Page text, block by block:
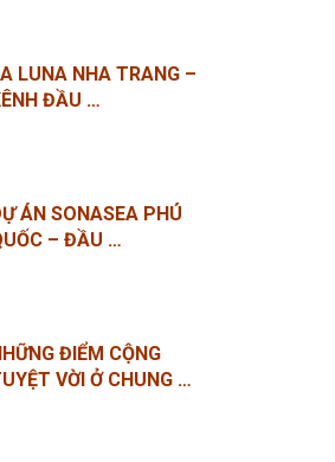
LUNA NHA TRANG –
ĐẦU …
ÁN SONASEA PHÚ
– ĐẦU …
ĐIỂM CỘNG
VỜI Ở CHUNG …